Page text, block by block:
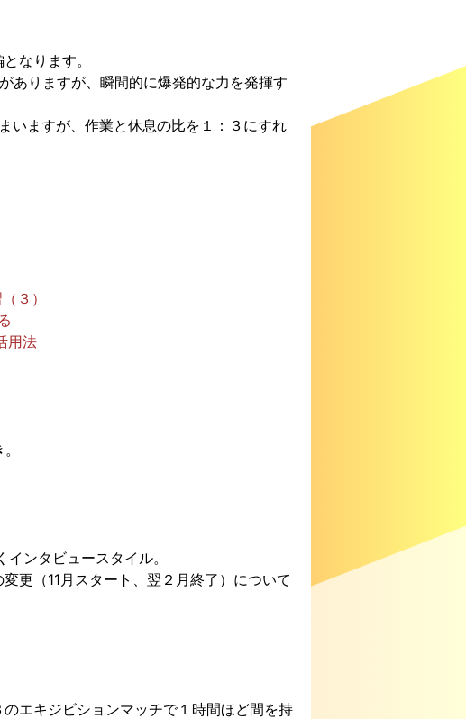
なります。
ありますが、瞬間的に爆発的な力を発揮す
いますが、作業と休息の比を１：３にすれ
３）
用法
ンタビュースタイル。
更（11月スタート、翌２月終了）について
エキジビションマッチで１時間ほど間を持